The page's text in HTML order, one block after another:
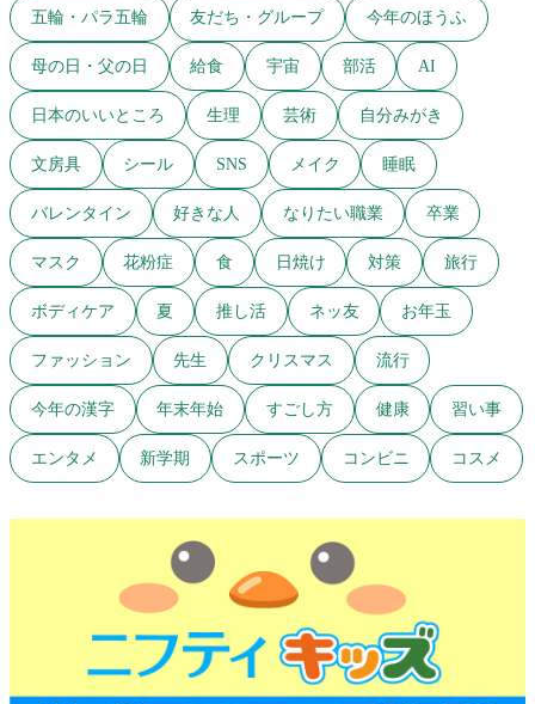
五輪・パラ五輪 友だち・グループ 今年のほうふ
母の日・父の日 給食 宇宙 部活 AI
日本のいいところ 生理 芸術 自分みがき
文房具 シール SNS メイク 睡眠
バレンタイン 好きな人 なりたい職業 卒業
マスク 花粉症 食 日焼け 対策 旅行
ボディケア 夏 推し活 ネッ友 お年玉
ファッション 先生 クリスマス 流行
今年の漢字 年末年始 すごし方 健康 習い事
エンタメ 新学期 スポーツ コンビニ コスメ